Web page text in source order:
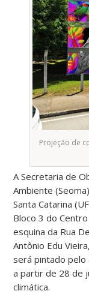
Projeção de
A Secretaria de
Ambiente
Santa Catarina
Bloco 3 do
esquina da Rua
Antônio Edu
será pintado pelo
a partir de 28 de
climática.